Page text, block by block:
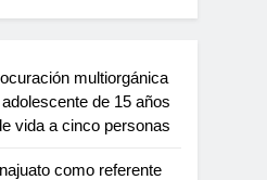
multiorgánica
de 15 años
vida a cinco personas
como referente